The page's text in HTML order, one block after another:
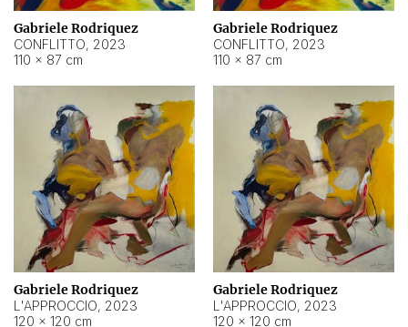
Gabriele Rodriquez
CONFLITTO, 2023
110 × 87 cm
Gabriele Rodriquez
CONFLITTO, 2023
110 × 87 cm
Gabriele Rodriquez
L'APPROCCIO, 2023
120 × 120 cm
Gabriele Rodriquez
L'APPROCCIO, 2023
120 × 120 cm